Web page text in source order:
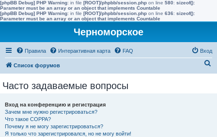
[phpBB Debug] PHP Warning: in file [ROOT]/phpbb/session.php on line 580: sizeof():
Parameter must be an array or an object that implements Countable
[phpBB Debug] PHP Warning: in file [ROOT]/phpbb/session.php on line 636: sizeof():
Parameter must be an array or an object that implements Countable
Черноморское
Правила Интерактивная карта FAQ Вход
Список форумов
Часто задаваемые вопросы
Вход на конференцию и регистрация
Зачем мне нужно регистрироваться?
Что такое COPPA?
Почему я не могу зарегистрироваться?
Я только что зарегистрировался, но не могу войти!